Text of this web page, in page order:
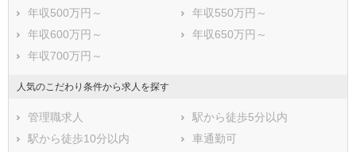
年収500万円～
年収550万円～
年収600万円～
年収650万円～
年収700万円～
人気のこだわり条件から求人を探す
管理職求人
駅から徒歩5分以内
駅から徒歩10分以内
車通勤可